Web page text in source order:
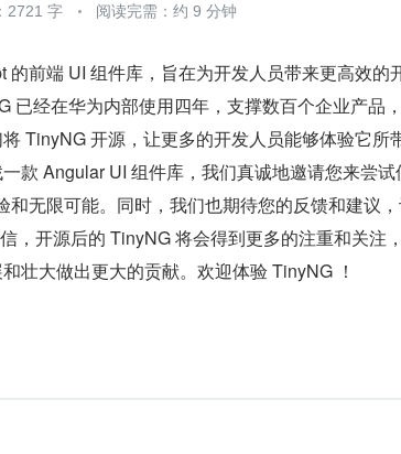
2721 字 阅读完需：约 9 分钟
的前端 UI 组件库，旨在为开发人员带来更高效的
已经在华为内部使用四年，支撑数百个企业产品
TinyNG 开源，让更多的开发人员能够体验它所
款 Angular UI 组件库，我们真诚地邀请您来尝试
无限可能。同时，我们也期待您的反馈和建议
，开源后的 TinyNG 将会得到更多的注重和关注
壮大做出更大的贡献。欢迎体验 TinyNG ！